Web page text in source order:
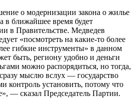
о модернизации закона о жилье
в ближайшее время будет
в Правительстве. Медведев
«посмотреть на какие-то более
гибкие инструменты» в данном
быть, региону удобно и деньги
можно распорядиться, но тогда,
мыслю вслух — государство
контроль установить, потому что
— сказал Председатель Партии.